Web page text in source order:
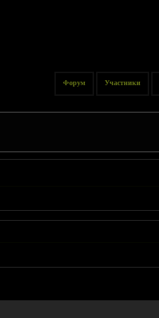
Форум Участники